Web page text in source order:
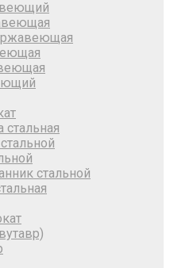
стальная
стальной